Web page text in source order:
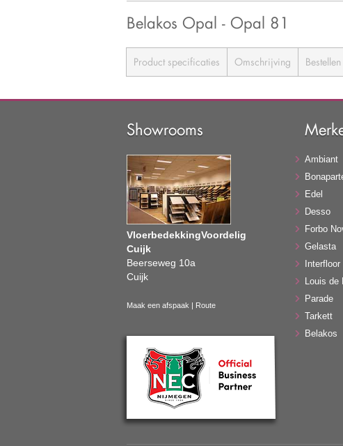
Belakos Opal - Opal 81
Product specificaties Omschrijving Bestellen
Showrooms
VloerbedekkingVoordelig
Cuijk
Beerseweg 10a
Cuijk
Maak een afspaak | Route
Ambiant
Edel
Desso
Forbo
Gelasta
Interfloor
Louis
Parade
Tarkett
Belakos